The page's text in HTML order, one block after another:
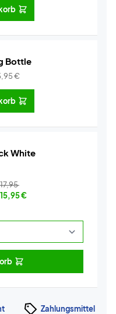
Bottle
€
White
17,95
15,95€
Zahlungsmittel